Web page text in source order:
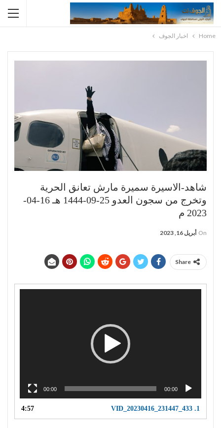
Home اخبار الجوف
شاهد-الاسيرة سميرة مارش تعانق الحرية
وتخرج من سجون العدو 25-09-1444 هـ 16-04-
2023 م
On أبريل 16, 2023
Share
00:00
00:00
1.
VID_20230416_231447_433
4:57